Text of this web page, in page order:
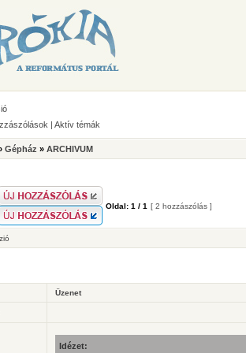
| Aktív témák
Gépház » ARCHIVUM
Oldal: 1 / 1 [ 2 hozzászólás ]
Üzenet
Idézet: